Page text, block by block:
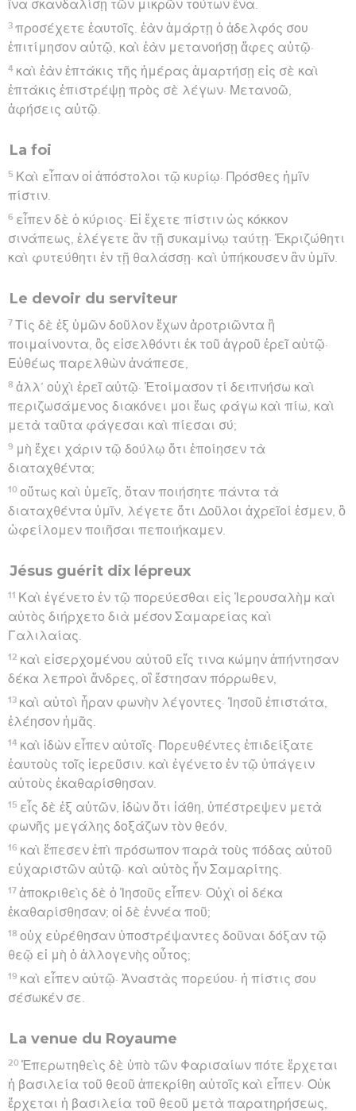
ἵνα σκανδαλίσῃ τῶν μικρῶν τούτων ἕνα.
3 προσέχετε ἑαυτοῖς. ἐὰν ἁμάρτῃ ὁ ἀδελφός σου
ἐπιτίμησον αὐτῷ, καὶ ἐὰν μετανοήσῃ ἄφες αὐτῷ·
4 καὶ ἐὰν ἑπτάκις τῆς ἡμέρας ἁμαρτήσῃ εἰς σὲ καὶ
ἑπτάκις ἐπιστρέψῃ πρὸς σὲ λέγων· Μετανοῶ,
ἀφήσεις αὐτῷ.
La foi
5 Καὶ εἶπαν οἱ ἀπόστολοι τῷ κυρίῳ· Πρόσθες ἡμῖν
πίστιν.
6 εἶπεν δὲ ὁ κύριος· Εἰ ἔχετε πίστιν ὡς κόκκον
σινάπεως, ἐλέγετε ἂν τῇ συκαμίνῳ ταύτῃ· Ἐκριζώθητι
καὶ φυτεύθητι ἐν τῇ θαλάσσῃ· καὶ ὑπήκουσεν ἂν ὑμῖν.
Le devoir du serviteur
7 Τίς δὲ ἐξ ὑμῶν δοῦλον ἔχων ἀροτριῶντα ἢ
ποιμαίνοντα, ὃς εἰσελθόντι ἐκ τοῦ ἀγροῦ ἐρεῖ αὐτῷ·
Εὐθέως παρελθὼν ἀνάπεσε,
8 ἀλλ’ οὐχὶ ἐρεῖ αὐτῷ· Ἑτοίμασον τί δειπνήσω καὶ
περιζωσάμενος διακόνει μοι ἕως φάγω καὶ πίω, καὶ
μετὰ ταῦτα φάγεσαι καὶ πίεσαι σύ;
9 μὴ ἔχει χάριν τῷ δούλῳ ὅτι ἐποίησεν τὰ
διαταχθέντα;
10 οὕτως καὶ ὑμεῖς, ὅταν ποιήσητε πάντα τὰ
διαταχθέντα ὑμῖν, λέγετε ὅτι Δοῦλοι ἀχρεῖοί ἐσμεν, ὃ
ὠφείλομεν ποιῆσαι πεποιήκαμεν.
Jésus guérit dix lépreux
11 Καὶ ἐγένετο ἐν τῷ πορεύεσθαι εἰς Ἰερουσαλὴμ καὶ
αὐτὸς διήρχετο διὰ μέσον Σαμαρείας καὶ
Γαλιλαίας.
12 καὶ εἰσερχομένου αὐτοῦ εἴς τινα κώμην ἀπήντησαν
δέκα λεπροὶ ἄνδρες, οἳ ἔστησαν πόρρωθεν,
13 καὶ αὐτοὶ ἦραν φωνὴν λέγοντες· Ἰησοῦ ἐπιστάτα,
ἐλέησον ἡμᾶς.
14 καὶ ἰδὼν εἶπεν αὐτοῖς· Πορευθέντες ἐπιδείξατε
ἑαυτοὺς τοῖς ἱερεῦσιν. καὶ ἐγένετο ἐν τῷ ὑπάγειν
αὐτοὺς ἐκαθαρίσθησαν.
15 εἷς δὲ ἐξ αὐτῶν, ἰδὼν ὅτι ἰάθη, ὑπέστρεψεν μετὰ
φωνῆς μεγάλης δοξάζων τὸν θεόν,
16 καὶ ἔπεσεν ἐπὶ πρόσωπον παρὰ τοὺς πόδας αὐτοῦ
εὐχαριστῶν αὐτῷ· καὶ αὐτὸς ἦν Σαμαρίτης.
17 ἀποκριθεὶς δὲ ὁ Ἰησοῦς εἶπεν· Οὐχὶ οἱ δέκα
ἐκαθαρίσθησαν; οἱ δὲ ἐννέα ποῦ;
18 οὐχ εὑρέθησαν ὑποστρέψαντες δοῦναι δόξαν τῷ
θεῷ εἰ μὴ ὁ ἀλλογενὴς οὗτος;
19 καὶ εἶπεν αὐτῷ· Ἀναστὰς πορεύου· ἡ πίστις σου
σέσωκέν σε.
La venue du Royaume
20 Ἐπερωτηθεὶς δὲ ὑπὸ τῶν Φαρισαίων πότε ἔρχεται
ἡ βασιλεία τοῦ θεοῦ ἀπεκρίθη αὐτοῖς καὶ εἶπεν· Οὐκ
ἔρχεται ἡ βασιλεία τοῦ θεοῦ μετὰ παρατηρήσεως,